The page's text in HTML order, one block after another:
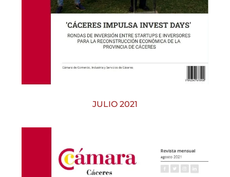
JULIO 2021